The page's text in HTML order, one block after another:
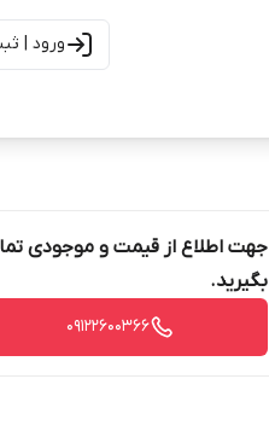
ورود |
جهت اطلاع از قیمت و موجودی
بگیرید.
09122600366